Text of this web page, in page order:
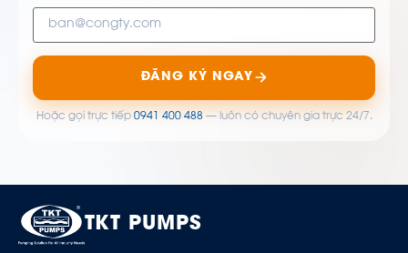
ĐĂNG KÝ NGAY
Hoặc gọi trực tiếp 0941 400 488— luôn có chuyên gia trực 24/7.
TKT PUMPS